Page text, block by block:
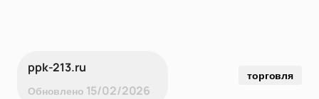
ppk-213.ru
Обновлено 15/02/2026
торговля